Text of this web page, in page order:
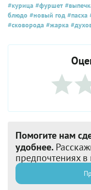
#курица #фуршет
блюдо #новый год #пасха
#сковорода #жарка
Помогите нам
удобнее.
предпочтениях